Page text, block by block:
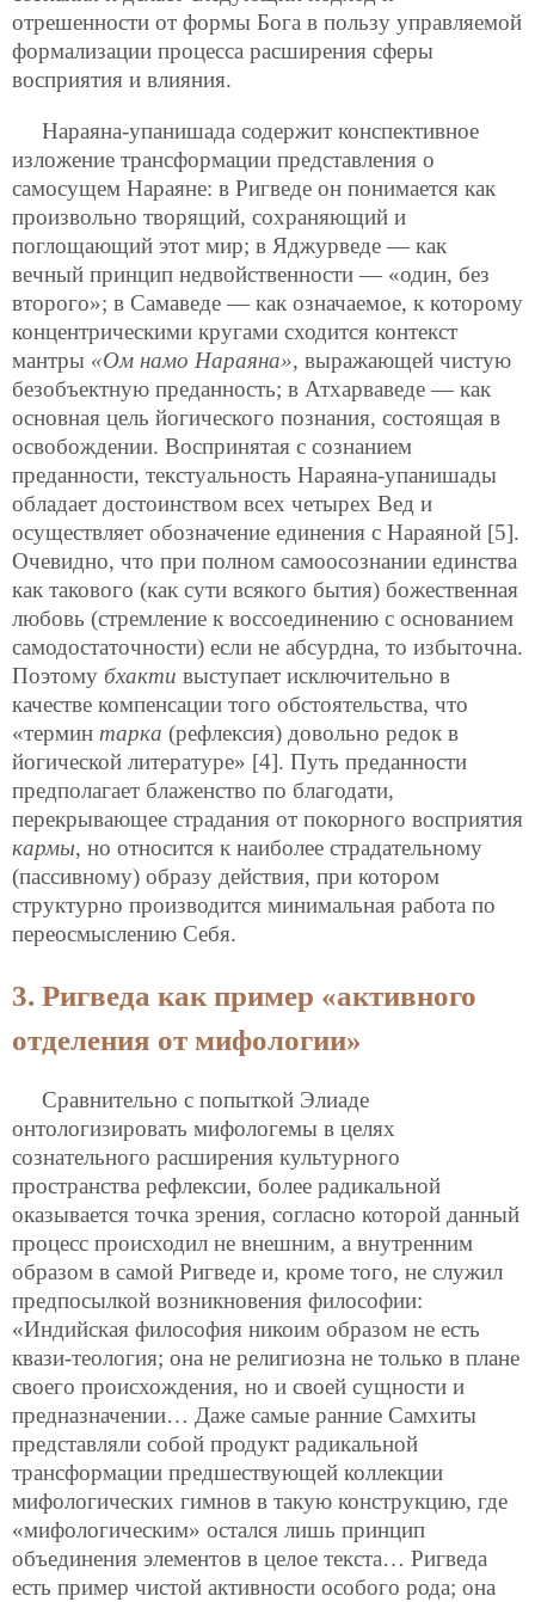
отрешенности от формы Бога в пользу управляемой
формализации процесса расширения сферы
восприятия и влияния.
Нараяна-упанишада содержит конспективное
изложение трансформации представления о
самосущем Нараяне: в Ригведе он понимается как
произвольно творящий, сохраняющий и
поглощающий этот мир; в Яджурведе — как
вечный принцип недвойственности — «один, без
второго»; в Самаведе — как означаемое, к которому
концентрическими кругами сходится контекст
мантры «Ом намо Нараяна», выражающей чистую
безобъектную преданность; в Атхарваведе — как
основная цель йогического познания, состоящая в
освобождении. Воспринятая с сознанием
преданности, текстуальность Нараяна-упанишады
обладает достоинством всех четырех Вед и
осуществляет обозначение единения с Нараяной [5].
Очевидно, что при полном самоосознании единства
как такового (как сути всякого бытия) божественная
любовь (стремление к воссоединению с основанием
самодостаточности) если не абсурдна, то избыточна.
Поэтому бхакти выступает исключительно в
качестве компенсации того обстоятельства, что
«термин тарка (рефлексия) довольно редок в
йогической литературе» [4]. Путь преданности
предполагает блаженство по благодати,
перекрывающее страдания от покорного восприятия
кармы, но относится к наиболее страдательному
(пассивному) образу действия, при котором
структурно производится минимальная работа по
переосмыслению Себя.
3. Ригведа как пример «активного
отделения от мифологии»
Сравнительно с попыткой Элиаде
онтологизировать мифологемы в целях
сознательного расширения культурного
пространства рефлексии, более радикальной
оказывается точка зрения, согласно которой данный
процесс происходил не внешним, а внутренним
образом в самой Ригведе и, кроме того, не служил
предпосылкой возникновения философии:
«Индийская философия никоим образом не есть
квази-теология; она не религиозна не только в плане
своего происхождения, но и своей сущности и
предназначении… Даже самые ранние Самхиты
представляли собой продукт радикальной
трансформации предшествующей коллекции
мифологических гимнов в такую конструкцию, где
«мифологическим» остался лишь принцип
объединения элементов в целое текста… Ригведа
есть пример чистой активности особого рода; она